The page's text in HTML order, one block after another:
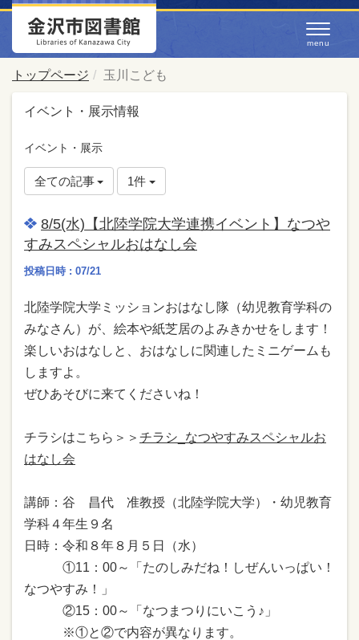
トップページ 玉川こども
イベント・展示情報
イベント・展示
全ての記事 1件
8/5(水)【北陸学院大学連携イベント】なつや
すみスペシャルおはなし会
投稿日時 : 07/21
北陸学院大学ミッションおはなし隊（幼児教育学科の
みなさん）が、絵本や紙芝居のよみきかせをします！
楽しいおはなしと、おはなしに関連したミニゲームも
しますよ。
ぜひあそびに来てくださいね！
チラシはこちら＞＞ チラシ_なつやすみスペシャルお
はなし会
講師：谷 昌代 准教授（北陸学院大学）・幼児教育
学科４年生９名
日時：令和８年８月５日（水）
①11：00～「たのしみだね！しぜんいっぱい！
なつやすみ！」
②15：00～「なつまつりにいこう♪」
※①と②で内容が異なります。